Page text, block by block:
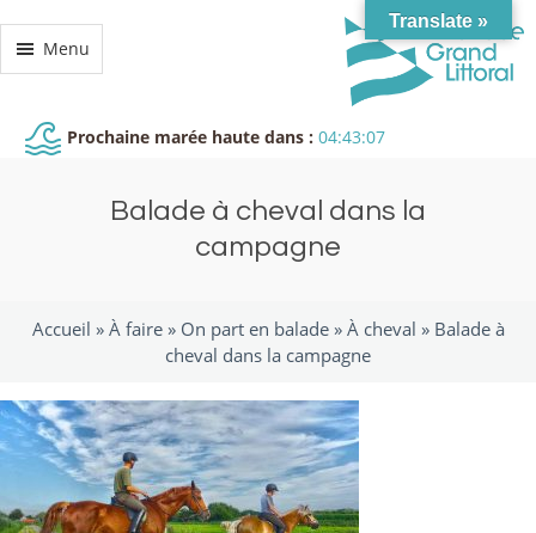
Menu
Prochaine marée haute dans : 04:43:06
Balade à cheval dans la
campagne
Accueil » À faire» On part en balade» À cheval » Balade à
cheval dans la campagne
Translate »